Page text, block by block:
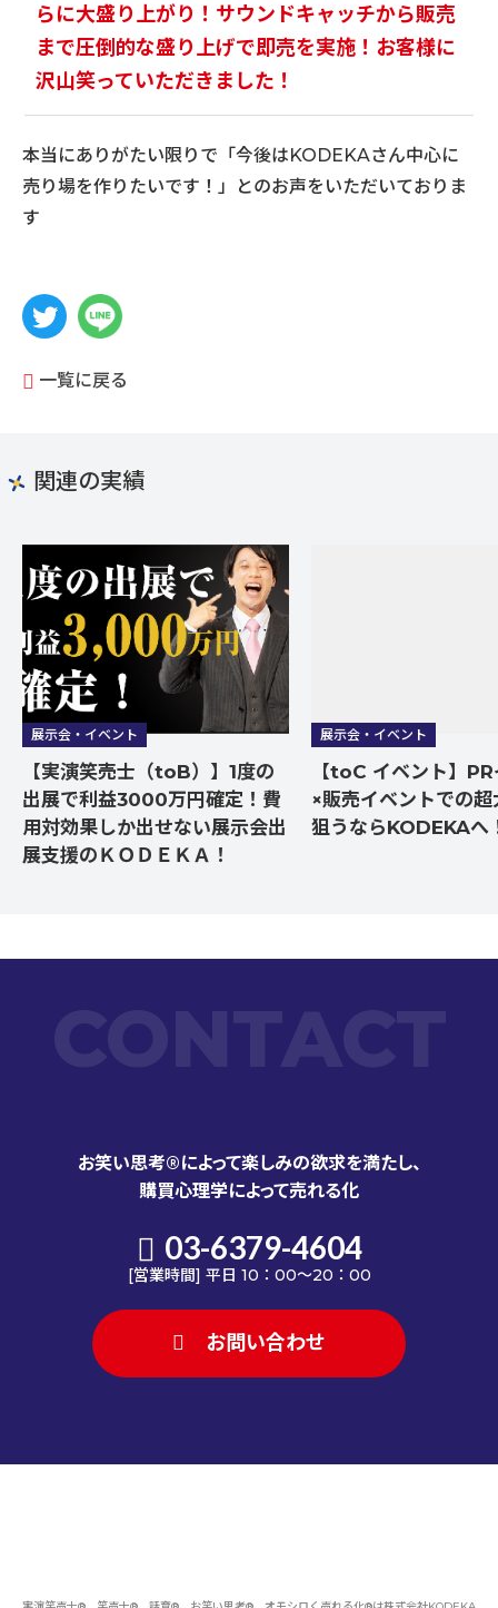
らに大盛り上がり！サウンドキャッチから販売
まで圧倒的な盛り上げで即売を実施！お客様に
沢山笑っていただきました！
本当にありがたい限りで「今後はKODEKAさん中心に
売り場を作りたいです！」とのお声をいただいておりま
す
一覧に戻る
関連の実績
展示会・イベント
【実演笑売士（toB）】1度の
出展で利益3000万円確定！費
用対効果しか出せない展示会出
展支援のＫＯＤＥＫＡ！
展示会・イベント
【toC イベント】
×販売イベントでの超
狙うならKODEKAへ
お笑い思考®によって楽しみの欲求を満たし、
購買心理学によって売れる化
03-6379-4604
[営業時間] 平日 10：00～20：00
お問い合わせ